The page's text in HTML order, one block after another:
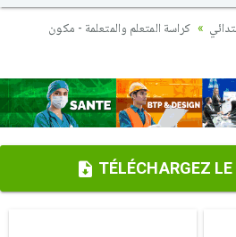
كراسة المتعلم والمتعلمة - مكون
TÉLÉCHARGEZ